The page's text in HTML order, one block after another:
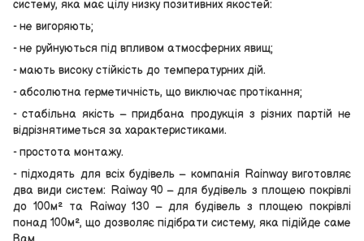
систему, яка має цілу низку позитивних якостей:
- не вигоряють;
- не руйнуються під впливом атмосферних явищ;
- мають високу стійкість до температурних дій.
- абсолютна герметичність, що виключає протікання;
- стабільна якість – придбана продукція з різних партій не
відрізнятиметься за характеристиками.
- простота монтажу.
- підходять для всіх будівель – компанія Rainway виготовляє
два види систем: Raiway 90 – для будівель з площею покрівлі
до 100м² та Raiway 130 – для будівель з площею покрівлі
понад 100м², що дозволяє підібрати систему, яка підійде саме